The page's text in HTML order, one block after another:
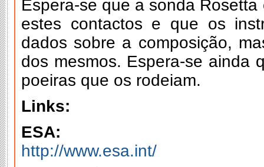
Espera-se que a sonda
estes contactos e que os
dados sobre a composição,
dos mesmos. Espera-se ainda
poeiras que os rodeiam.
Links:
ESA:
http://www.esa.int/